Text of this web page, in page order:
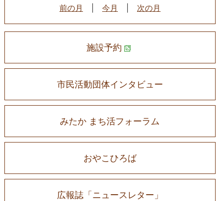
前の月 今月 次の月
施設予約
市民活動団体インタビュー
みたか まち活フォーラム
おやこひろば
広報誌「ニュースレター」